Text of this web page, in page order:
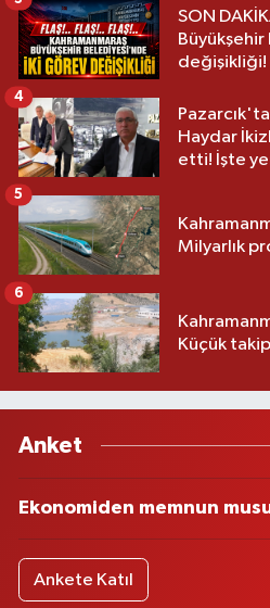
SON
değişikliği!
Haydar
etti! İşte
4
Milyarlık
5
Küçük
6
Anket
Ekonomiden memnun
Ankete Katıl